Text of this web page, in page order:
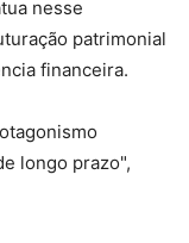
nesse
patrimonial
financeira.
longo prazo",